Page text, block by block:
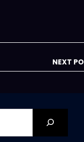
NEXT